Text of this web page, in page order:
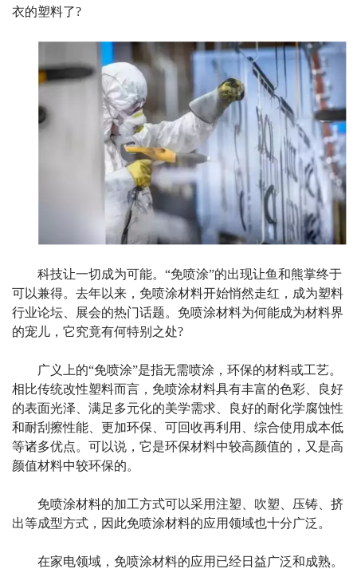
衣的塑料了?
科技让一切成为可能。“免喷涂”的出现让鱼和熊掌终于
可以兼得。去年以来，免喷涂材料开始悄然走红，成为塑料
行业论坛、展会的热门话题。免喷涂材料为何能成为材料界
的宠儿，它究竟有何特别之处?
广义上的“免喷涂”是指无需喷涂，环保的材料或工艺。
相比传统改性塑料而言，免喷涂材料具有丰富的色彩、良好
的表面光泽、满足多元化的美学需求、良好的耐化学腐蚀性
和耐刮擦性能、更加环保、 可回收再利用、综合使用成本低
等诸多优点。可以说，它是环保材料中较高颜值的，又是高
颜值材料中较环保的。
免喷涂材料的加工方式可以采用注塑、吹塑、压铸、挤
出等成型方式，因此免喷涂材料的应用领域也十分广泛。
在家电领域，免喷涂材料的应用已经日益广泛和成熟。